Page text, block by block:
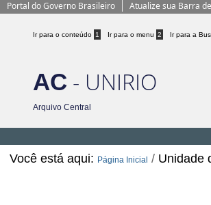
Portal do Governo Brasileiro Atualize sua Barra
Ir para o conteúdo 1 Ir para o menu 2 Ir para a
AC - UNIRIO
Arquivo Central
Você está aqui: Página Inicial / Unidade